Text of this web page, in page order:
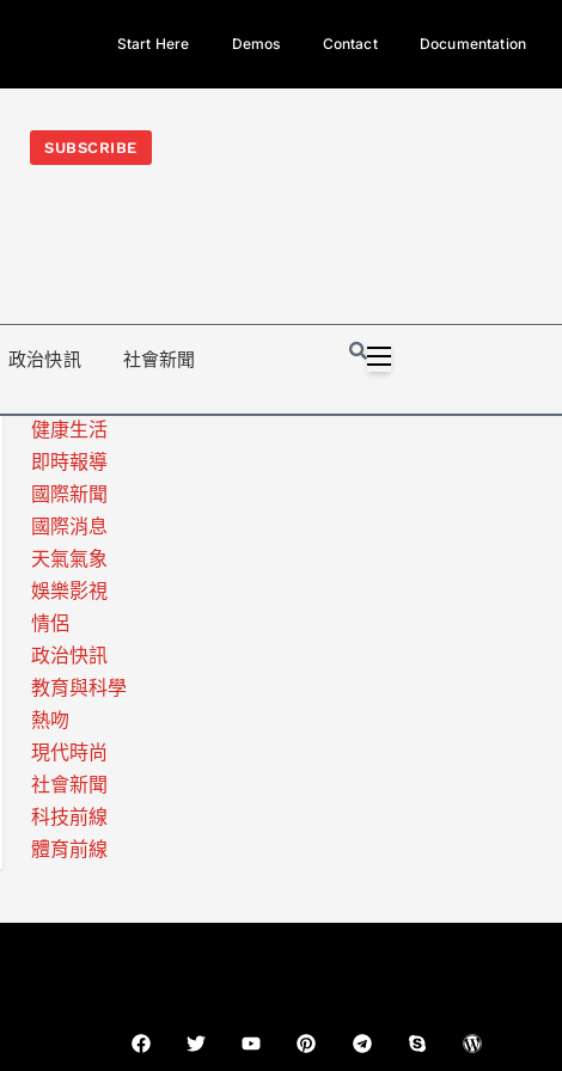
今日熱門新聞TOP3｜西拉雅族正式成第17個原住民族、立院電競
光電場回
Start Here Demos Contact Documentation
SUBSCRIBE
政治快訊 社會新聞
健康生活
即時報導
國際新聞
國際消息
天氣氣象
娛樂影視
情侶
政治快訊
教育與科學
熱吻
現代時尚
社會新聞
科技前線
體育前線